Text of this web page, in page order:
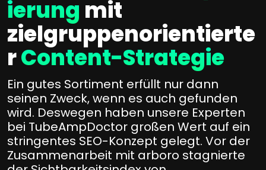
ierung mit
zielgruppenorientierte
rContent-Strategie
Ein gutes Sortiment erfüllt nur dann
seinen Zweck, wenn es auch gefunden
wird. Deswegen haben unsere Experten
bei TubeAmpDoctor großen Wert auf ein
stringentes SEO-Konzept gelegt. Vor der
Zusammenarbeit mit arboro stagnierte